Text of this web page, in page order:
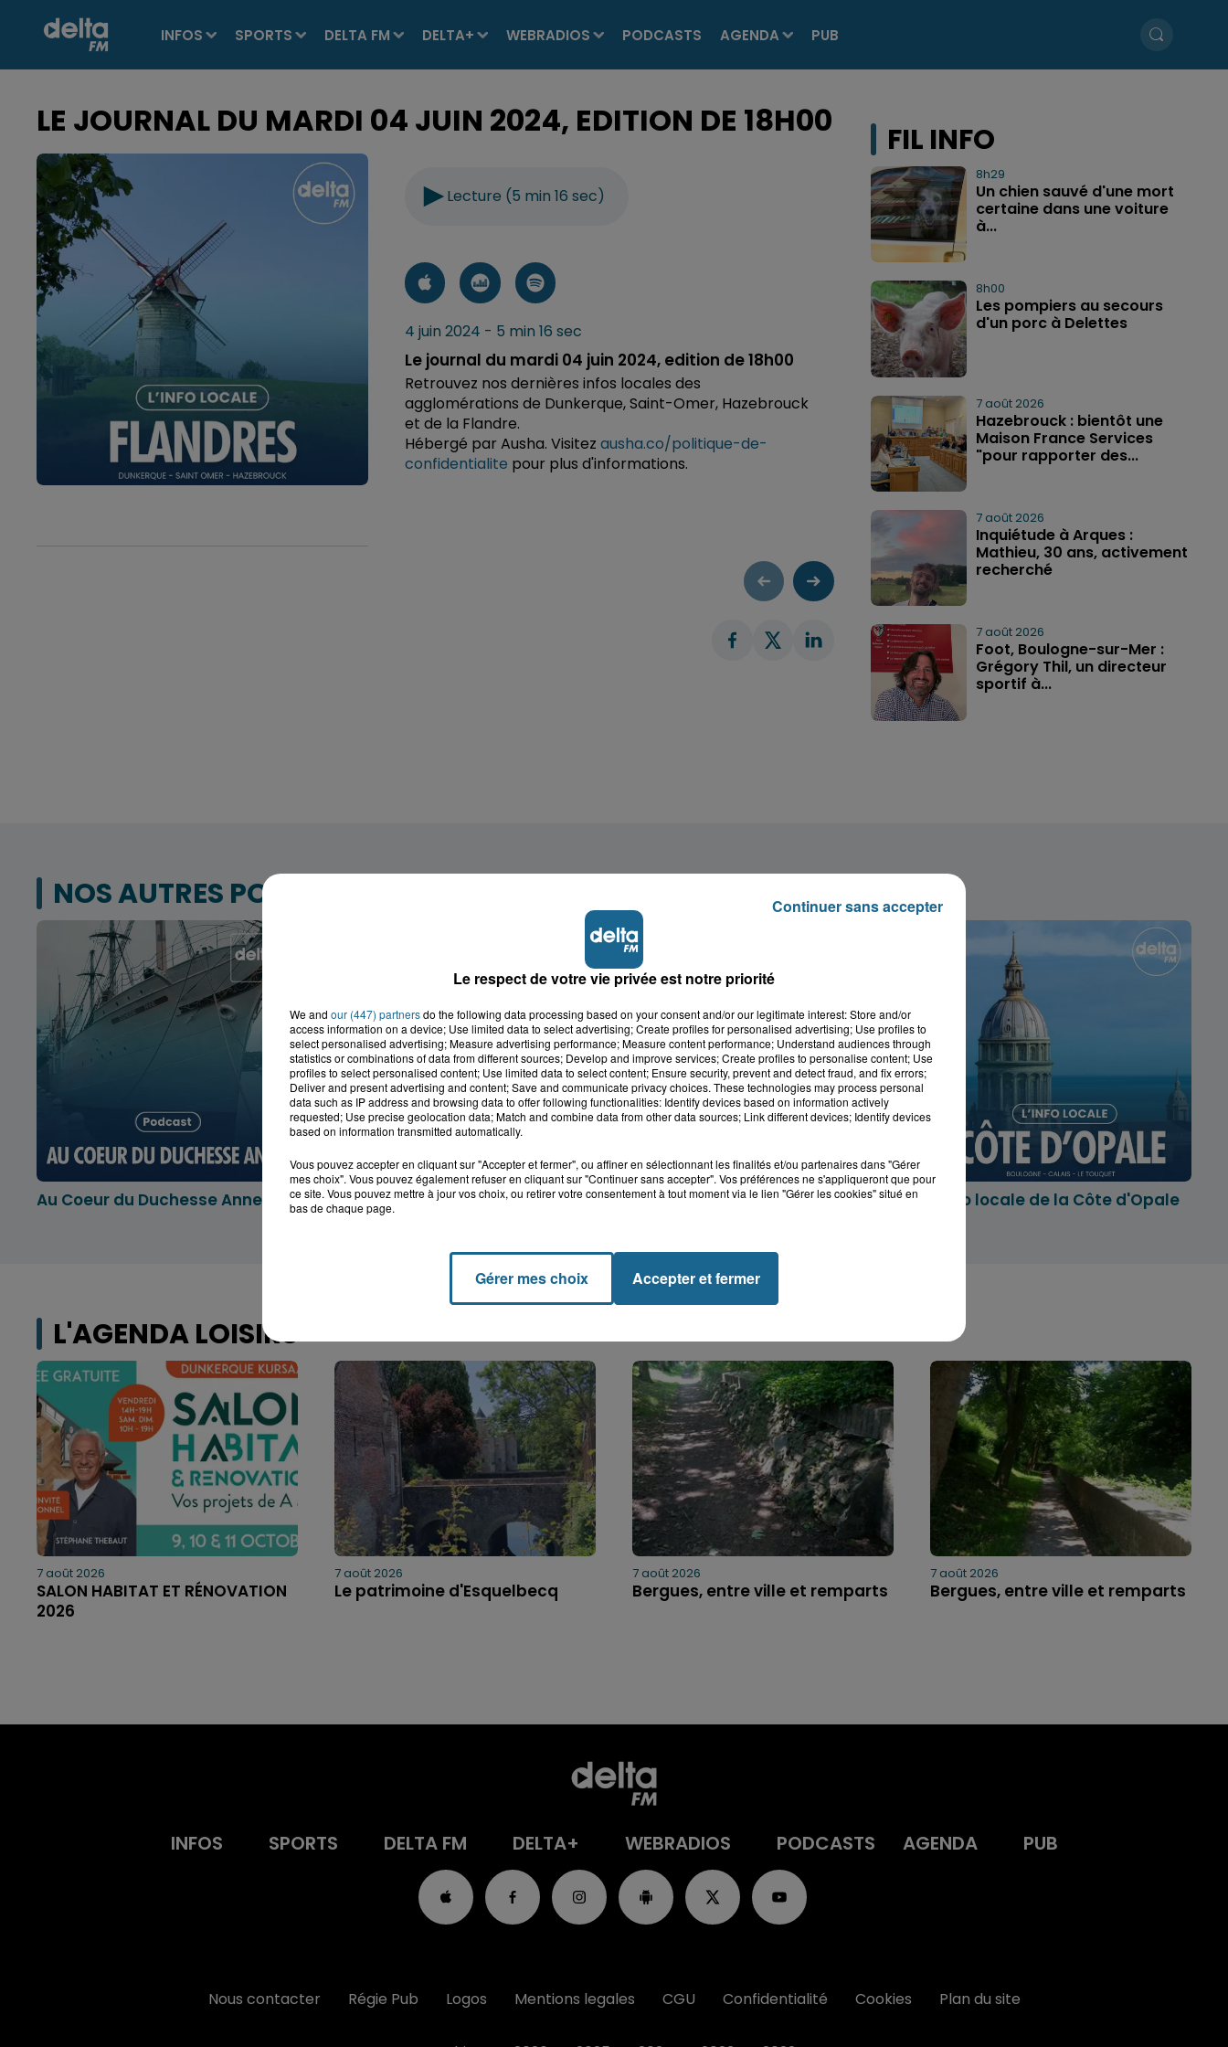
INFOS SPORTS DELTA FM DELTA+ WEBRADIOS PODCASTS AGENDA PUB
LE JOURNAL DU MARDI 04 JUIN 2024, EDITION DE 18H00
Lecture (5 min 16 sec)
4 juin 2024 - 5 min 16 sec
Le journal du mardi 04 juin 2024, edition de 18h00
Retrouvez nos dernières infos locales des
agglomérations de Dunkerque, Saint-Omer, Hazebrouck
et de la Flandre.
Hébergé par Ausha. Visitez ausha.co/politique-de-
confidentialite pour plus d'informations.
FIL INFO
8h29
Un chien sauvé d'une mort
certaine dans une voiture
à...
8h00
Les pompiers au secours
d'un porc à Delettes
7 août 2026
Hazebrouck : bientôt une
Maison France Services
"pour rapporter des...
7 août 2026
Inquiétude à Arques :
Mathieu, 30 ans, activement
recherché
7 août 2026
Foot, Boulogne-sur-Mer :
Grégory Thil, un directeur
sportif à...
NOS AUTRES PODCASTS
Au Coeur du Duchesse Anne
L'info locale dans le
Dunkerquois
L'info locale de l'Audomarois L'info locale de la Côte d'Opale
L'AGENDA LOISIRS
7 août 2026
SALON HABITAT ET RÉNOVATION
2026
7 août 2026
Le patrimoine d'Esquelbecq
7 août 2026
Bergues, entre ville et remparts
7 août 2026
Bergues, entre ville et remparts
INFOS SPORTS DELTA FM DELTA+ WEBRADIOS PODCASTS AGENDA PUB
Nous contacter Régie Pub Logos Mentions legales CGU Confidentialité Cookies Plan du site
Le respect de votre vie privée est notre priorité
We and our (447) partnersdo the following data processing based on your consent and/or our legitimate interest: Store and/or
access information on a device; Use limited data to select advertising; Create profiles for personalised advertising; Use profiles to
select personalised advertising; Measure advertising performance; Measure content performance; Understand audiences through
statistics or combinations of data from different sources; Develop and improve services; Create profiles to personalise content; Use
profiles to select personalised content; Use limited data to select content; Ensure security, prevent and detect fraud, and fix errors;
Deliver and present advertising and content; Save and communicate privacy choices. These technologies may process personal
data such as IP address and browsing data to offer following functionalities: Identify devices based on information actively
requested; Use precise geolocation data; Match and combine data from other data sources; Link different devices; Identify devices
based on information transmitted automatically.
Vous pouvez accepter en cliquant sur "Accepter et fermer", ou affiner en sélectionnant les finalités et/ou partenaires dans "Gérer
mes choix". Vous pouvez également refuser en cliquant sur "Continuer sans accepter". Vos préférences ne s'appliqueront que pour
ce site. Vous pouvez mettre à jour vos choix, ou retirer votre consentement à tout moment via le lien "Gérer les cookies" situé en
bas de chaque page.
Gérer mes choix Accepter et fermer
Continuer sans accepter